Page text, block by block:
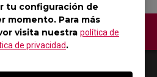
tu configuración de
momento. Para más
visita nuestra política de
de privacidad.
Contáctenos